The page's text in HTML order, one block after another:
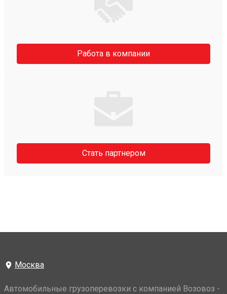
Работа в компании
Стать партнером
Москва
Автомобильные грузоперевозки с компанией Возовоз -